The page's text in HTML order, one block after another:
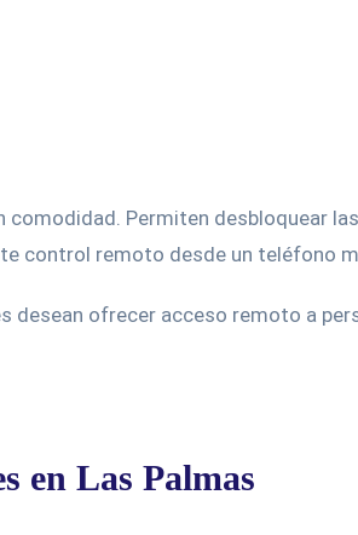
Permiten desbloquear
control remoto desde un teléfono
desean ofrecer acceso remoto a
en Las Palmas